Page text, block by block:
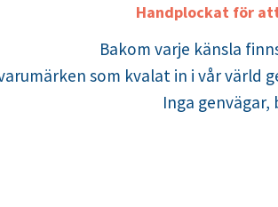
Handplockat för
Bakom varje känsla
som kvalat in i vår
Inga genvägar,